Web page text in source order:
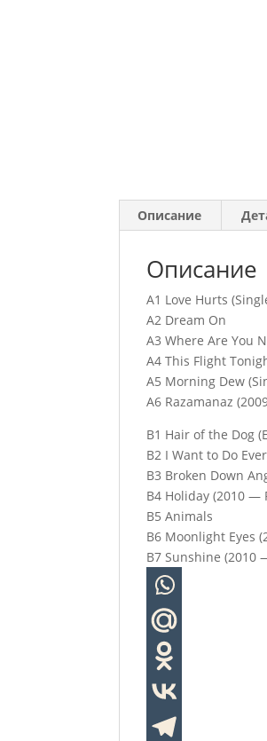
Описание
Описание
A1 Love Hurts
A2 Dream On
A3 Where Are You
A4 This Flight
A5 Morning Dew
A6 Razamanaz
B1 Hair of the Dog
B2 I Want to Do
B3 Broken Down
B4 Holiday (2010 —
B5 Animals
B6 Moonlight Eyes
B7 Sunshine (2010